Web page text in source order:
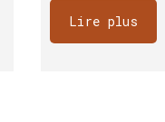
Lire plus